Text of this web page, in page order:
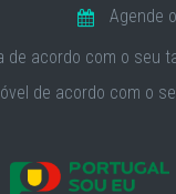
Agende
de acordo com o seu
de acordo com o